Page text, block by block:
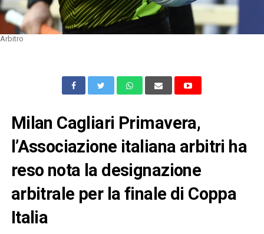
Arbitro
Milan Cagliari Primavera,
l’Associazione italiana arbitri ha
reso nota la designazione
arbitrale per la finale di Coppa
Italia